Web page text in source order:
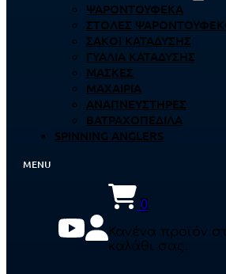
ΨΑΡΟΝΤΟΎΦΕΚΑ
ΣΤΟΛΈΣ
ΣΆΚΟΙ ΚΑΤΆΔΥΣΗΣ
ΓΥΑΛΙΆ ΚΑΤΆΔΥΣΗΣ
ΜΆΣΚΕΣ
ΜΑΧΑΊΡΙΑ
ΑΝΑΠΝΕΥΣΤΉΡΕΣ
ΒΑΤΡΑΧΟΠΈΔΙΛΑ
SPINNING ANGLERS
0
Κανένα προϊόν
καλάθι σας.